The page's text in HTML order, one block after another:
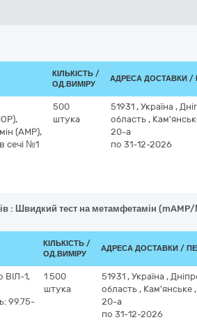
КІЛЬКІСТЬ /
ОД.ВИМІРУ
АДРЕСА ДОСТАВКИ /
(AMP),
сечі №1
500
штука
51931 , Україна ,
область ,
20-а
по 31-12-2026
: Швидкий тест на метамфетамін
КІЛЬКІСТЬ /
ОД.ВИМІРУ
АДРЕСА ДОСТАВКИ /
ВІЛ-1,
99.75-
1 500
штука
51931 , Україна ,
область , Кам'янське ,
20-а
по 31-12-2026